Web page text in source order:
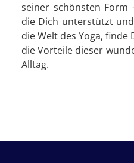
seiner schönsten Form
die Dich unterstützt
die Welt des Yoga, finde
die Vorteile dieser
Alltag.